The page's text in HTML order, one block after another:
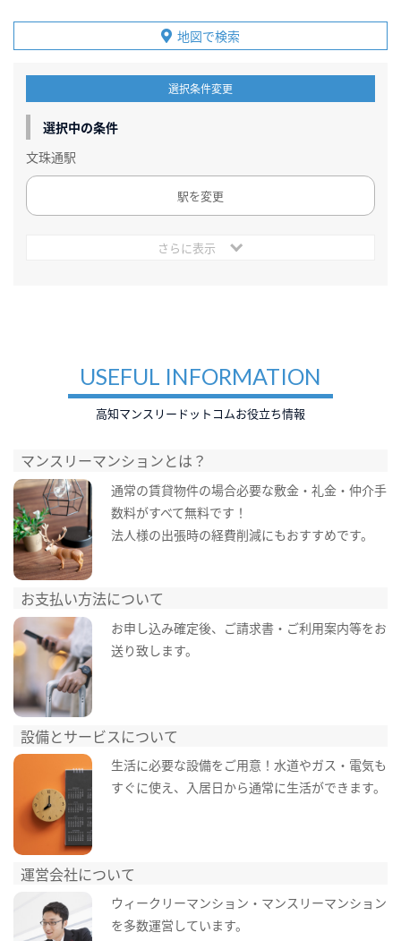
地図で検索
選択条件変更
選択中の条件
文珠通駅
駅を変更
さらに表示
USEFUL INFORMATION
高知マンスリードットコムお役立ち情報
マンスリーマンションとは？
通常の賃貸物件の場合必要な敷金・礼金・仲介手
数料がすべて無料です！
法人様の出張時の経費削減にもおすすめです。
お支払い方法について
お申し込み確定後、ご請求書・ご利用案内等をお
送り致します。
設備とサービスについて
生活に必要な設備をご用意！水道やガス・電気も
すぐに使え、入居日から通常に生活ができます。
運営会社について
ウィークリーマンション・マンスリーマンション
を多数運営しています。